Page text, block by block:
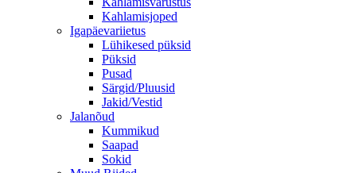
Kahlamisjoped
Igapäevariietus
Lühikesed püksid
Püksid
Pusad
Särgid/Pluusid
Jakid/Vestid
Jalanõud
Kummikud
Saapad
Sokid